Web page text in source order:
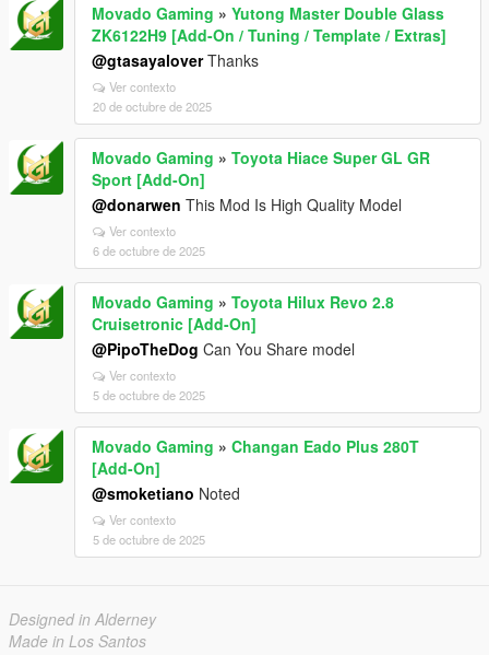
Movado Gaming » Yutong Master Double Glass
ZK6122H9 [Add-On / Tuning / Template / Extras]
@gtasayaloverThanks
Ver contexto
20 de octubre de 2025
Movado Gaming » Toyota Hiace Super GL GR
Sport [Add-On]
@donarwen This Mod Is High Quality Model
Ver contexto
6 de octubre de 2025
Movado Gaming » Toyota Hilux Revo 2.8
Cruisetronic [Add-On]
@PipoTheDog Can You Share model
Ver contexto
5 de octubre de 2025
Movado Gaming » Changan Eado Plus 280T
[Add-On]
@smoketiano Noted
Ver contexto
5 de octubre de 2025
Designed in Alderney
Made in Los Santos